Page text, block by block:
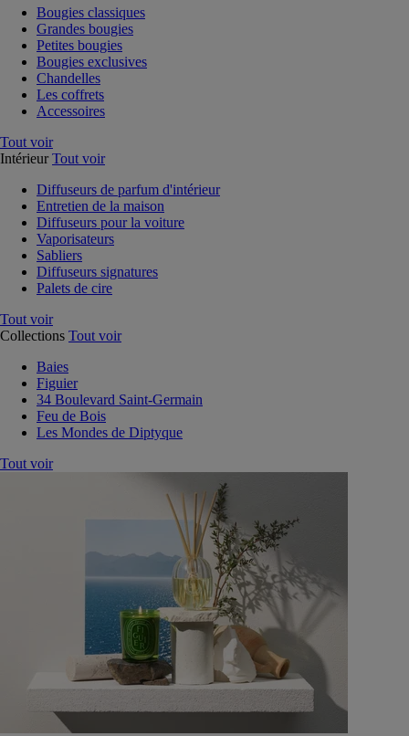
Bougies classiques
Grandes bougies
Petites bougies
Bougies exclusives
Chandelles
Les coffrets
Accessoires
Tout voir
Intérieur Tout voir
Diffuseurs de parfum d'intérieur
Entretien de la maison
Diffuseurs pour la voiture
Vaporisateurs
Sabliers
Diffuseurs signatures
Palets de cire
Tout voir
Collections Tout voir
Baies
Figuier
34 Boulevard Saint-Germain
Feu de Bois
Les Mondes de Diptyque
Tout voir